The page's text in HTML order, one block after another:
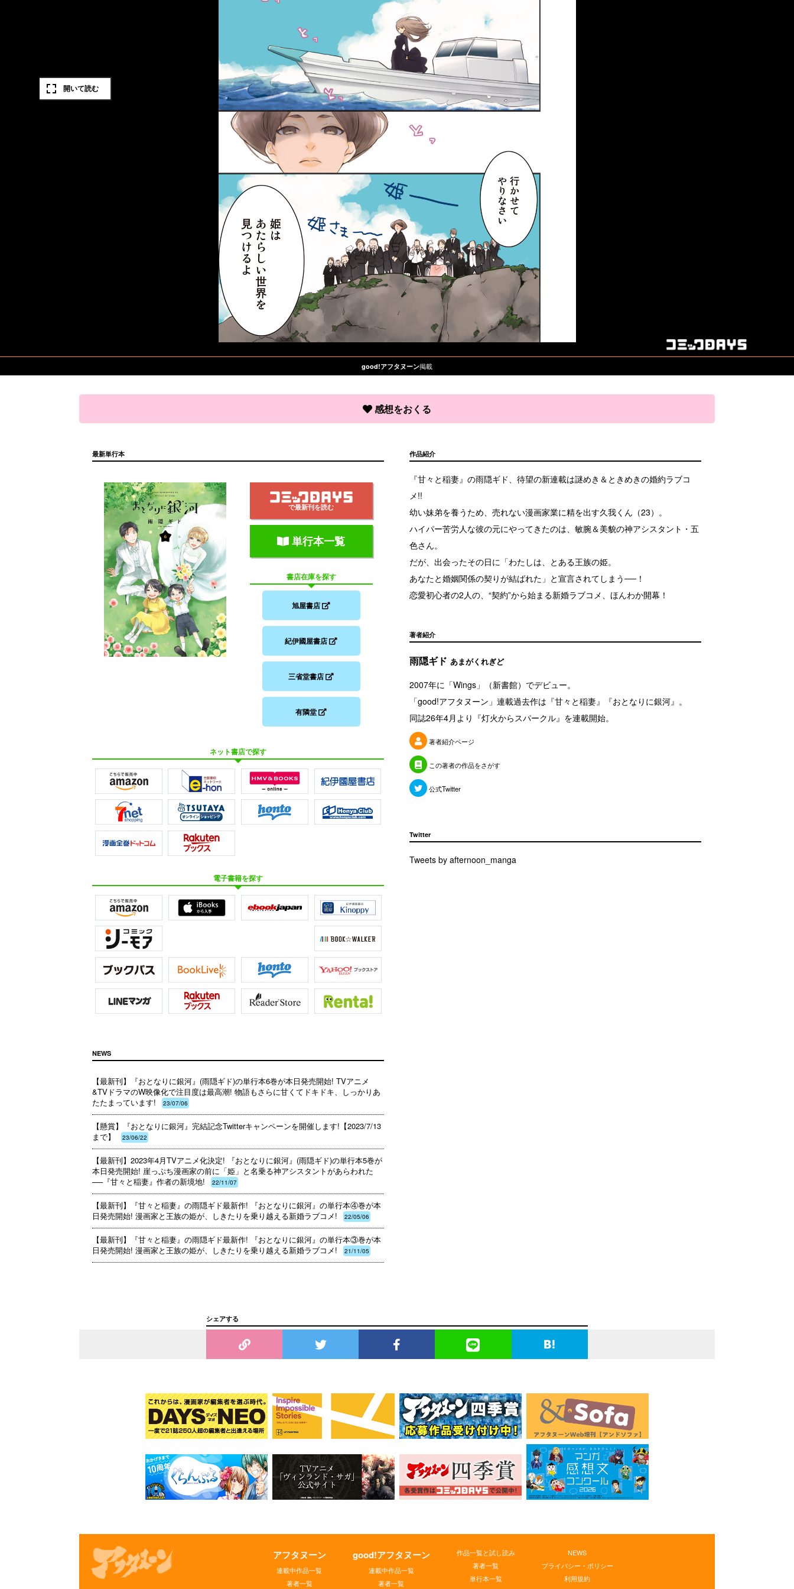
good!アフタヌーン掲載
感想をおくる
最新単行本
で最新刊を読む
単行本一覧
書店在庫を探す
旭屋書店
紀伊國屋書店
三省堂書店
有隣堂
ネット書店で探す
電子書籍を探す
作品紹介
『甘々と稲妻』の雨隠ギド、待望の新連載は謎めき＆ときめきの婚約ラブコ
メ!!
幼い妹弟を養うため、売れない漫画家業に精を出す久我くん（23）。
ハイパー苦労人な彼の元にやってきたのは、敏腕＆美貌の神アシスタント・五
色さん。
だが、出会ったその日に「わたしは、とある王族の姫。
あなたと婚姻関係の契りが結ばれた」と宣言されてしまう──！
恋愛初心者の2人の、“契約”から始まる新婚ラブコメ、ほんわか開幕！
著者紹介
雨隠ギド あまがくれぎど
2007年に「Wings」（新書館）でデビュー。
「good!アフタヌーン」連載過去作は『甘々と稲妻』『おとなりに銀河』。
同誌26年4月より『灯火からスパークル』を連載開始。
著者紹介ページ
この著者の作品をさがす
公式Twitter
Twitter
Tweets by afternoon_manga
NEWS
【最新刊】『おとなりに銀河』(雨隠ギド)の単行本6巻が本日発売開始! TVアニメ
&TVドラマのW映像化で注目度は最高潮! 物語もさらに甘くてドキドキ、しっかりあ
たたまっています!
23/07/06
【懸賞】『おとなりに銀河』完結記念Twitterキャンペーンを開催します!【2023/7/13
まで】
23/06/22
【最新刊】2023年4月TVアニメ化決定! 『おとなりに銀河』(雨隠ギド)の単行本5巻が
本日発売開始! 崖っぷち漫画家の前に「姫」と名乗る神アシスタントがあらわれた
──『甘々と稲妻』作者の新境地!
22/11/07
【最新刊】『甘々と稲妻』の雨隠ギド最新作! 『おとなりに銀河』の単行本④巻が本
日発売開始! 漫画家と王族の姫が、しきたりを乗り越える新婚ラブコメ!
22/05/06
【最新刊】『甘々と稲妻』の雨隠ギド最新作! 『おとなりに銀河』の単行本③巻が本
日発売開始! 漫画家と王族の姫が、しきたりを乗り越える新婚ラブコメ!
21/11/05
シェアする
アフタヌーン
連載中作品一覧
著者一覧
good!アフタヌーン
連載中作品一覧
著者一覧
作品一覧と試し読み
著者一覧
単行本一覧
NEWS
プライバシー・ポリシー
利用規約